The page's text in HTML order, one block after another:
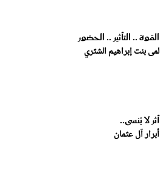
القوة .. التأثير .. الحضور
لمى بنت إبراهيم الشثري
أثر لا يُنسى..
أبرار آل عثمان